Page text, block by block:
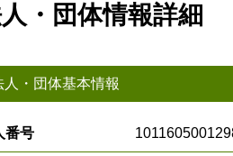
・団体情報詳細
人・団体基本情報
番号